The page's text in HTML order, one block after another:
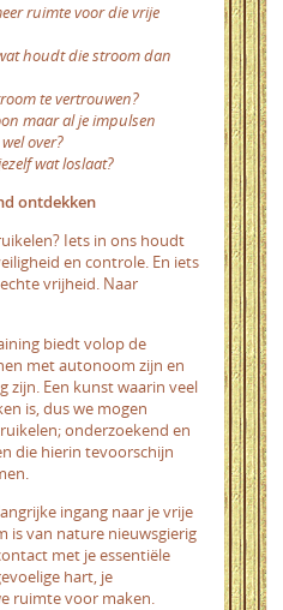
ruimte voor die vrije
houdt die stroom dan
te vertrouwen?
maar al je impulsen
over?
wat loslaat?
ontdekken
Iets in ons houdt
en controle. En iets
vrijheid. Naar
biedt volop de
met autonoom zijn en
zijn. Een kunst waarin veel
is, dus we mogen
onderzoekend en
die hierin tevoorschijn
ingang naar je vrije
is van nature nieuwsgierig
met je essentiële
hart, je
ruimte voor maken.